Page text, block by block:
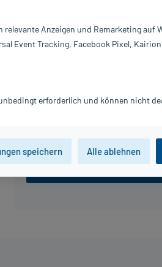
155,76 €
Achtung Kühlware! Artikel wird
Anzeigen und Remarketing auf
Event Tracking, Facebook Pixel,
erforderlich und können nicht
speichern Alle ablehnen